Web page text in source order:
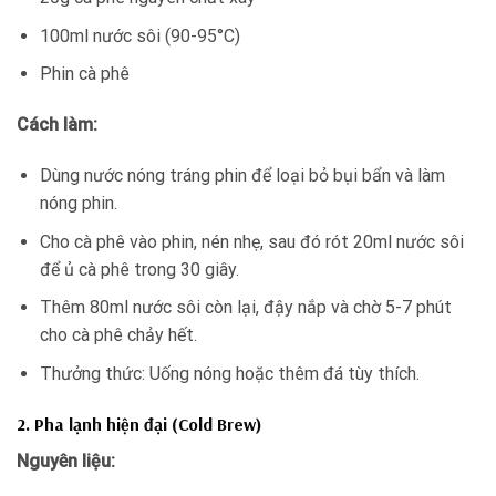
100ml nước sôi (90-95°C)
Phin cà phê
Cách làm:
Dùng nước nóng tráng phin để loại bỏ bụi bẩn và làm
nóng phin.
Cho cà phê vào phin, nén nhẹ, sau đó rót 20ml nước sôi
để ủ cà phê trong 30 giây.
Thêm 80ml nước sôi còn lại, đậy nắp và chờ 5-7 phút
cho cà phê chảy hết.
Thưởng thức: Uống nóng hoặc thêm đá tùy thích.
2. Pha lạnh hiện đại (Cold Brew)
Nguyên liệu: